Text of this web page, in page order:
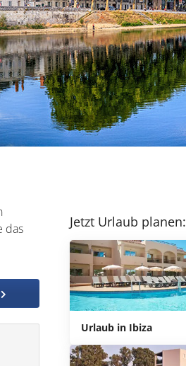
das
Jetzt Urlaub planen:
Urlaub in Ibiza